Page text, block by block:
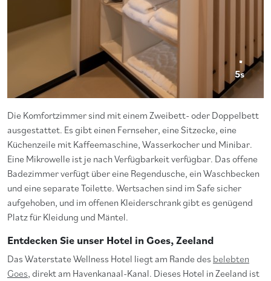
5s
Die Komfortzimmer sind mit einem Zweibett- oder Doppelbett
ausgestattet. Es gibt einen Fernseher, eine Sitzecke, eine
Küchenzeile mit Kaffeemaschine, Wasserkocher und Minibar.
Eine Mikrowelle ist je nach Verfügbarkeit verfügbar. Das offene
Badezimmer verfügt über eine Regendusche, ein Waschbecken
und eine separate Toilette. Wertsachen sind im Safe sicher
aufgehoben, und im offenen Kleiderschrank gibt es genügend
Platz für Kleidung und Mäntel.
Entdecken Sie unser Hotel in Goes, Zeeland
Das Waterstate Wellness Hotel liegt am Rande des belebten
Goes, direkt am Havenkanaal-Kanal. Dieses Hotel in Zeeland ist